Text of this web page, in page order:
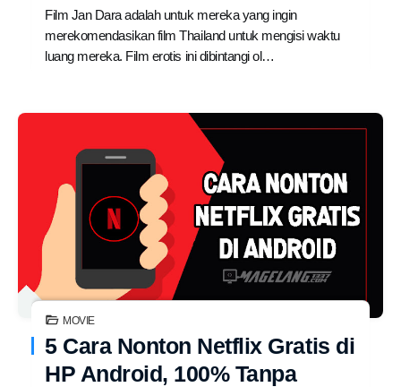
Film Jan Dara adalah untuk mereka yang ingin
merekomendasikan film Thailand untuk mengisi waktu
luang mereka. Film erotis ini dibintangi ol…
5 Cara Nonton Netflix Gratis di
HP Android, 100% Tanpa
MOVIE